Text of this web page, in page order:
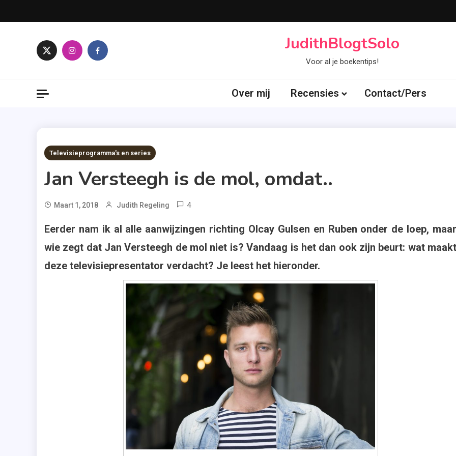
to
JudithBlogtSolo
Voor al je boekentips!
Over mij Recensies Contact/Pers
3 MINS READ
Televisieprogramma's en series
Jan Versteegh is de mol, omdat..
Maart 1, 2018 Judith Regeling 4
Versteegh
,
Wie
Mol
Eerder nam ik al alle aanwijzingen richting Olcay Gulsen en Ruben onder de loep, maar
wie zegt dat Jan Versteegh de mol niet is? Vandaag is het dan ook zijn beurt: wat maakt
deze televisiepresentator verdacht? Je leest het hieronder.